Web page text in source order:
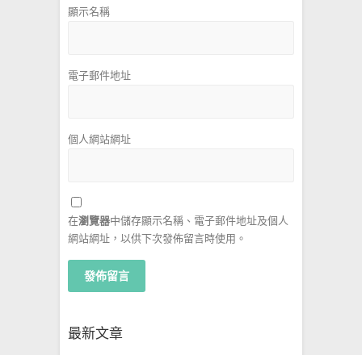
顯示名稱
電子郵件地址
個人網站網址
在瀏覽器中儲存顯示名稱、電子郵件地址及個人
網站網址，以供下次發佈留言時使用。
最新文章